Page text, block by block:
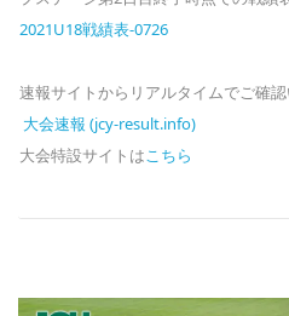
2021U18戦績表‐0726
速報サイトからリアルタイムでご確認
大会速報 (jcy-result.info)
大会特設サイトはこちら